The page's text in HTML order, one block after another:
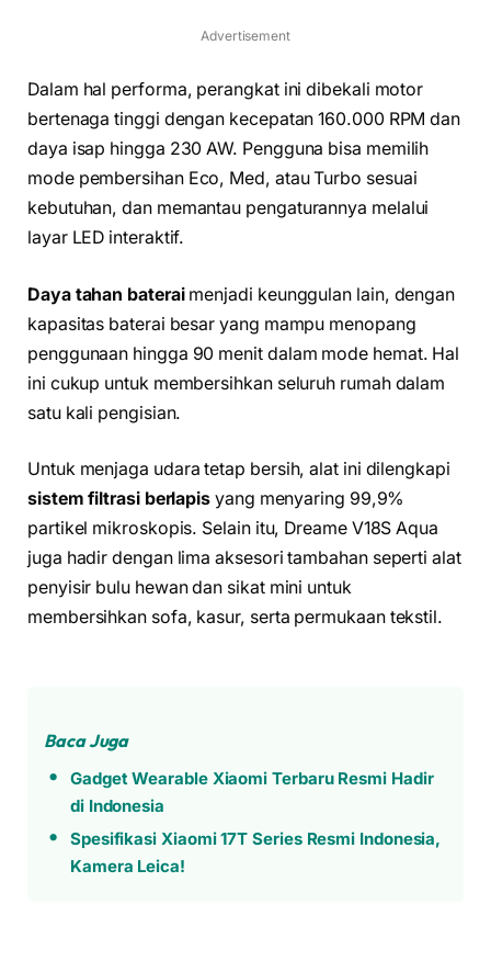
Advertisement
Dalam hal performa, perangkat ini dibekali motor
bertenaga tinggi dengan kecepatan 160.000 RPM dan
daya isap hingga 230 AW. Pengguna bisa memilih
mode pembersihan Eco, Med, atau Turbo sesuai
kebutuhan, dan memantau pengaturannya melalui
layar LED interaktif.
Daya tahan bateraimenjadi keunggulan lain, dengan
kapasitas baterai besar yang mampu menopang
penggunaan hingga 90 menit dalam mode hemat. Hal
ini cukup untuk membersihkan seluruh rumah dalam
satu kali pengisian.
Untuk menjaga udara tetap bersih, alat ini dilengkapi
sistem filtrasi berlapis yang menyaring 99,9%
partikel mikroskopis. Selain itu, Dreame V18S Aqua
juga hadir dengan lima aksesori tambahan seperti alat
penyisir bulu hewan dan sikat mini untuk
membersihkan sofa, kasur, serta permukaan tekstil.
Baca Juga
Gadget Wearable Xiaomi Terbaru Resmi Hadir
di Indonesia
Spesifikasi Xiaomi 17T Series Resmi Indonesia,
Kamera Leica!